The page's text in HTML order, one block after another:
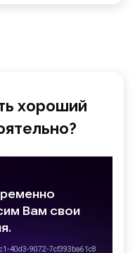
хороший